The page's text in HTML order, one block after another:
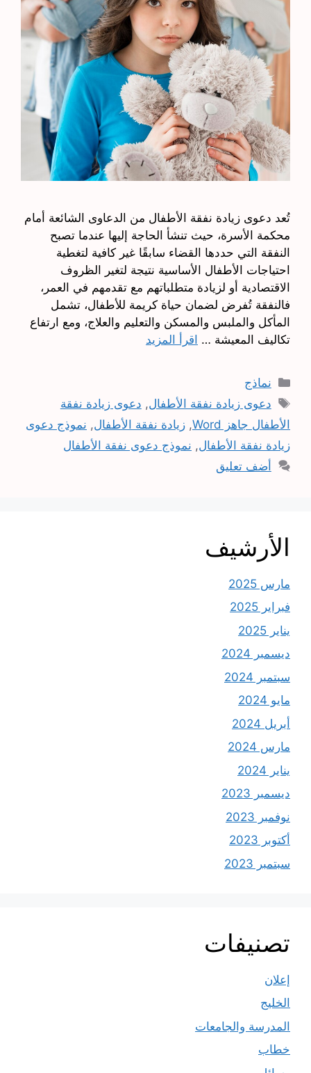
تُعد دعوى زيادة نفقة الأطفال من الدعاوى الشائعة أمام
محكمة الأسرة، حيث تنشأ الحاجة إليها عندما تصبح
النفقة التي حددها القضاء سابقًا غير كافية لتغطية
احتياجات الأطفال الأساسية نتيجة لتغير الظروف
الاقتصادية أو لزيادة متطلباتهم مع تقدمهم في العمر،
فالنفقة تُفرض لضمان حياة كريمة للأطفال، تشمل
المأكل والملبس والمسكن والتعليم والعلاج، ومع ارتفاع
تكاليف المعيشة … اقرأ المزيد
التصنيفات
نماذج
الوسوم
دعوى زيادة نفقة الأطفال, دعوى زيادة نفقة
الأطفال جاهز Word
, زيادة نفقة الأطفال, نموذج دعوى
زيادة نفقة الأطفال, نموذج دعوى نفقة الأطفال
أضف تعليق
الأرشيف
مارس 2025
فبراير 2025
يناير 2025
ديسمبر 2024
سبتمبر 2024
مايو 2024
أبريل 2024
مارس 2024
يناير 2024
ديسمبر 2023
نوفمبر 2023
أكتوبر 2023
سبتمبر 2023
تصنيفات
إعلان
الخليج
المدرسة والجامعات
خطاب